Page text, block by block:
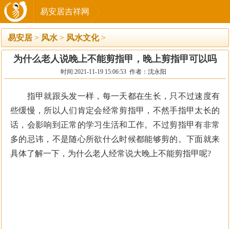
易安居吉祥网
易安居 > 风水 > 风水文化>
为什么老人说晚上不能剪指甲，晚上剪指甲可以吗
时间:2021-11-19 15:06:53 作者：沈永阳
指甲就跟头发一样，每一天都在生长，只不过速度有
些缓慢，所以人们肯定会经常剪指甲，不然手指甲太长的
话，会影响到正常的学习生活和工作。不过剪指甲有非常
多的忌讳，不是随心所欲什么时候都能够剪的。下面就来
具体了解一下，为什么老人经常说大晚上不能剪指甲呢?